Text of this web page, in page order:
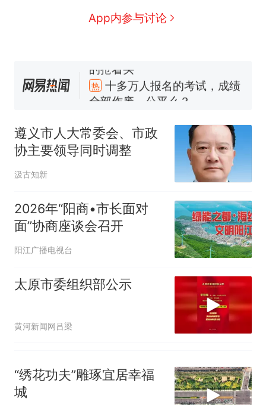
App内参与讨论
空调24小时开着反而更省电？
电力部门回应
热 十多万人报名的考试，成绩
全部作废，公平么？
遵义市人大常委会、市政
协主要领导同时调整
汲古知新
2026年“阳商•市长面对
面”协商座谈会召开
阳江广播电视台
太原市委组织部公示
黄河新闻网吕梁
“绣花功夫”雕琢宜居幸福
城